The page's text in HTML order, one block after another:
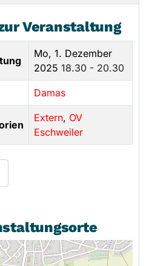
Veranstaltung
Mo, 1. Dezember
2025 18.30 - 20.30
Damas
Extern, OV
Eschweiler